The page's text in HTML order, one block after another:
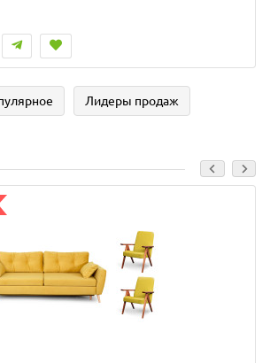
Лидеры продаж